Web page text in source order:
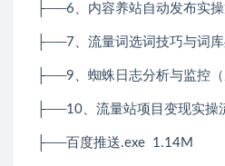
├──6、内容养站自动发布实
├──7、流量词选词技巧与词
├──9、蜘蛛日志分析与监控
├──10、流量站项目变现实
├──百度推送.exe 1.14M